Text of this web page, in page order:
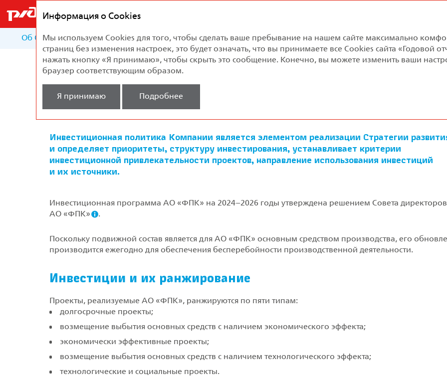
пассажирская
компания
Об Отчете О Компании Стратегия развития Обзор результатов Корпоративное
Главная Обзор результатов
Инвестиционная деятельность
Инвестиционная политика Компании является элементом реализации Стратегии
и определяет приоритеты, структуру инвестирования, устанавливает критерии
инвестиционной привлекательности проектов, направление использования инвестиций
и их источники.
Инвестиционная программа АО «ФПК» на 2024–2026 годы утверждена решением Совета директоров
АО «ФПК»
.
Поскольку подвижной состав является для АО «ФПК» основным средством производства, его
производится ежегодно для обеспечения бесперебойности производственной деятельности.
Инвестиции и их ранжирование
Проекты, реализуемые АО «ФПК», ранжируются по пяти типам:
долгосрочные проекты;
возмещение выбытия основных средств с наличием экономического эффекта;
экономически эффективные проекты;
возмещение выбытия основных средств с наличием технологического эффекта;
технологические и социальные проекты.
Информация о Cookies
Мы используем Cookies для того, чтобы сделать ваше пребывание на нашем сайте максимально
страниц без изменения настроек, это будет означать, что вы принимаете все Cookies сайта «Годовой
нажать кнопку «Я принимаю», чтобы скрыть это сообщение. Конечно, вы можете изменить ваши
браузер соответствующим образом.
Я принимаю Подробнее